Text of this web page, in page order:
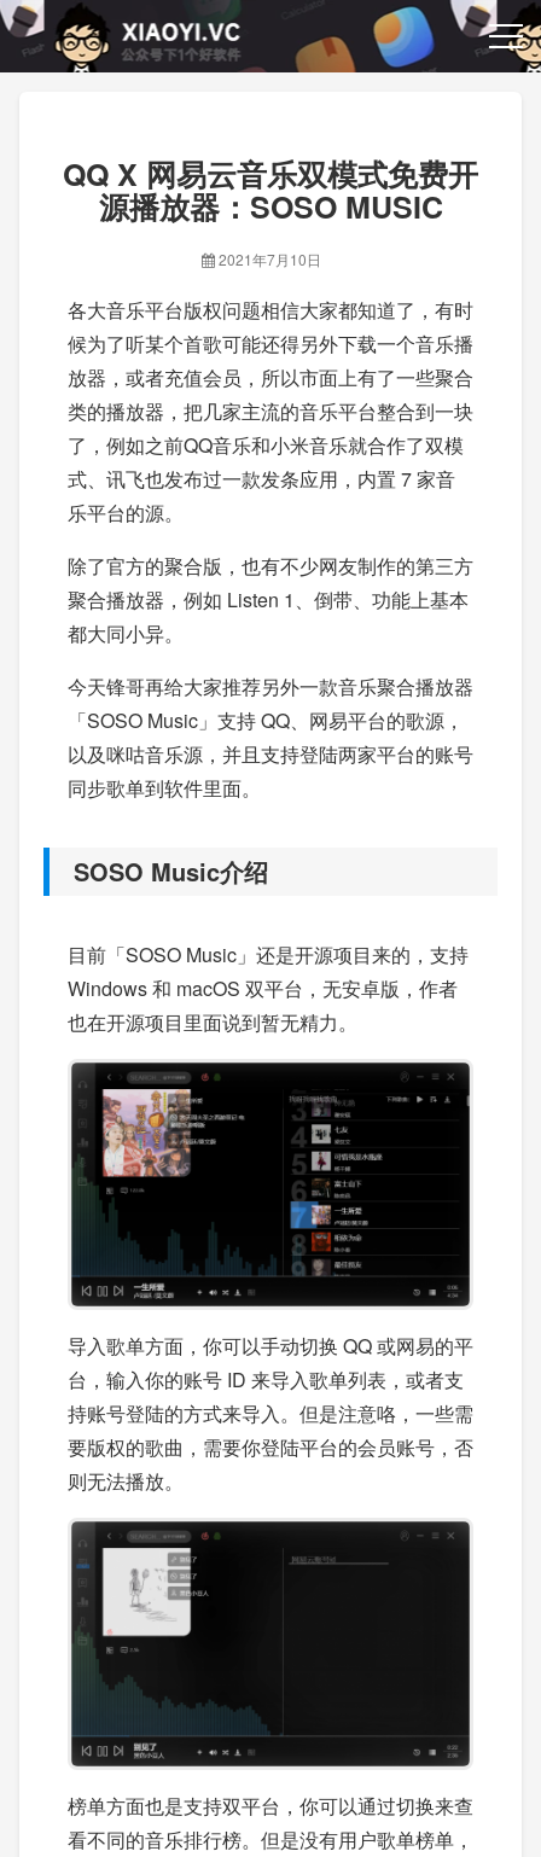
QQ X 网易云音乐双模式免费开
源播放器：SOSO MUSIC
2021年7月10日
各大音乐平台版权问题相信大家都知道了，有时
候为了听某个首歌可能还得另外下载一个音乐播
放器，或者充值会员，所以市面上有了一些聚合
类的播放器，把几家主流的音乐平台整合到一块
了，例如之前QQ音乐和小米音乐就合作了双模
式、讯飞也发布过一款发条应用，内置 7 家音
乐平台的源。
除了官方的聚合版，也有不少网友制作的第三方
聚合播放器，例如 Listen 1、倒带、功能上基本
都大同小异。
今天锋哥再给大家推荐另外一款音乐聚合播放器
「SOSO Music」支持 QQ、网易平台的歌源，
以及咪咕音乐源，并且支持登陆两家平台的账号
同步歌单到软件里面。
SOSO Music介绍
目前「SOSO Music」还是开源项目来的，支持
Windows 和 macOS 双平台，无安卓版，作者
也在开源项目里面说到暂无精力。
导入歌单方面，你可以手动切换 QQ 或网易的平
台，输入你的账号 ID 来导入歌单列表，或者支
持账号登陆的方式来导入。但是注意咯，一些需
要版权的歌曲，需要你登陆平台的会员账号，否
则无法播放。
榜单方面也是支持双平台，你可以通过切换来查
看不同的音乐排行榜。但是没有用户歌单榜单，